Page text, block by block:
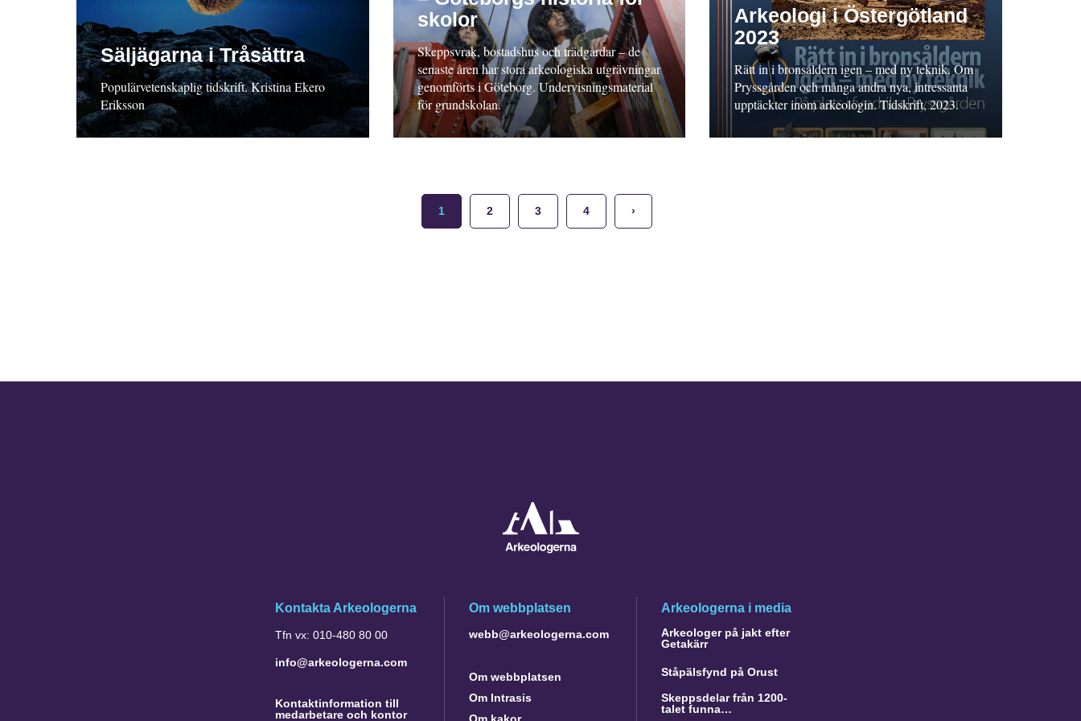
Säljägarna i Tråsättra
Populärvetenskaplig tidskrift. Kristina Ekero
Eriksson
skolor
Skeppsvrak, bostadshus och trädgårdar – de
senaste åren har stora arkeologiska utgrävningar
genomförts i Göteborg. Undervisningsmaterial
för grundskolan.
Arkeologi i Östergötland
2023
Rätt in i bronsåldern igen – med ny teknik. Om
Pryssgården och många andra nya, intressanta
upptäckter inom arkeologin. Tidskrift, 2023.
1 2 3 4 ›
Kontakta Arkeologerna
Tfn vx: 010-480 80 00
info@arkeologerna.com
Kontaktinformation till
medarbetare och kontor
Om webbplatsen
webb@arkeologerna.com
Om webbplatsen
Om Intrasis
Arkeologerna i media
Arkeologer på jakt efter
Getakärr
Ståpälsfynd på Orust
Skeppsdelar från 1200-
talet funna…